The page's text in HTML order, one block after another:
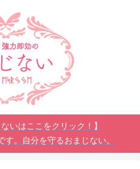
いはここをクリック！】
。自分を守るおまじない。